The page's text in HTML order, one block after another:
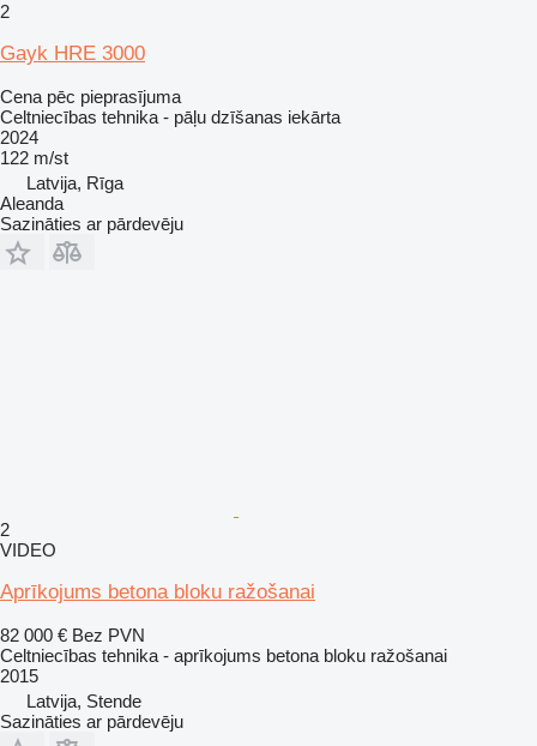
2
Gayk HRE 3000
Cena pēc pieprasījuma
Celtniecības tehnika - pāļu dzīšanas iekārta
2024
122 m/st
Latvija, Rīga
Aleanda
Sazināties ar pārdevēju
2
VIDEO
Aprīkojums betona bloku ražošanai
82 000 € Bez PVN
Celtniecības tehnika - aprīkojums betona bloku ražošanai
2015
Latvija, Stende
Sazināties ar pārdevēju